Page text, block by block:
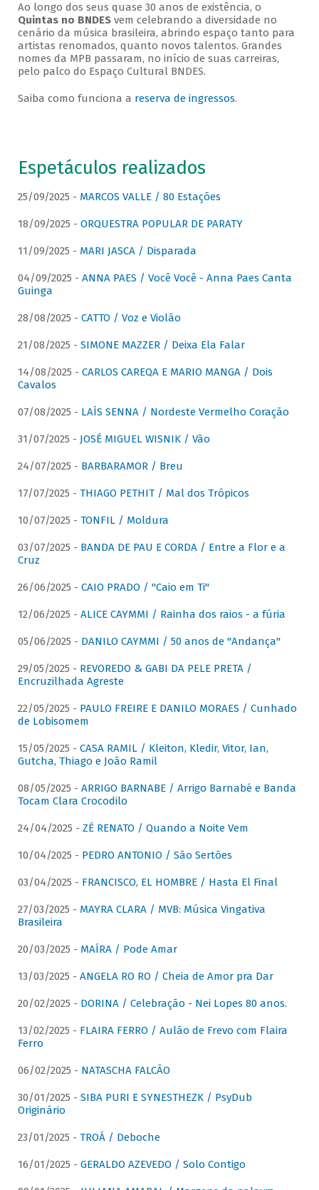
Ao longo dos seus quase 30 anos de existência, o
Quintas no BNDESvem celebrando a diversidade no
cenário da música brasileira, abrindo espaço tanto para
artistas renomados, quanto novos talentos. Grandes
nomes da MPB passaram, no início de suas carreiras,
pelo palco do Espaço Cultural BNDES.
Saiba como funciona a reserva de ingressos.
Espetáculos realizados
25/09/2025 - MARCOS VALLE / 80 Estações
18/09/2025 - ORQUESTRA POPULAR DE PARATY
11/09/2025 - MARI JASCA / Disparada
04/09/2025 - ANNA PAES / Você Você - Anna Paes Canta
Guinga
28/08/2025 - CATTO / Voz e Violão
21/08/2025 - SIMONE MAZZER / Deixa Ela Falar
14/08/2025 - CARLOS CAREQA E MARIO MANGA / Dois
Cavalos
07/08/2025 - LAÍS SENNA / Nordeste Vermelho Coração
31/07/2025 - JOSÉ MIGUEL WISNIK / Vão
24/07/2025 - BARBARAMOR / Breu
17/07/2025 - THIAGO PETHIT / Mal dos Trópicos
10/07/2025 - TONFIL / Moldura
03/07/2025 - BANDA DE PAU E CORDA / Entre a Flor e a
Cruz
26/06/2025 - CAIO PRADO / "Caio em Ti"
12/06/2025 - ALICE CAYMMI / Rainha dos raios - a fúria
05/06/2025 - DANILO CAYMMI / 50 anos de "Andança"
29/05/2025 - REVOREDO & GABI DA PELE PRETA /
Encruzilhada Agreste
22/05/2025 - PAULO FREIRE E DANILO MORAES / Cunhado
de Lobisomem
15/05/2025 - CASA RAMIL / Kleiton, Kledir, Vitor, Ian,
Gutcha, Thiago e João Ramil
08/05/2025 - ARRIGO BARNABE / Arrigo Barnabé e Banda
Tocam Clara Crocodilo
24/04/2025 - ZÉ RENATO / Quando a Noite Vem
10/04/2025 - PEDRO ANTONIO / São Sertões
03/04/2025 - FRANCISCO, EL HOMBRE / Hasta El Final
27/03/2025 - MAYRA CLARA / MVB: Música Vingativa
Brasileira
20/03/2025 - MAÍRA / Pode Amar
13/03/2025 - ANGELA RO RO / Cheia de Amor pra Dar
20/02/2025 - DORINA / Celebração - Nei Lopes 80 anos.
13/02/2025 - FLAIRA FERRO / Aulão de Frevo com Flaira
Ferro
06/02/2025 - NATASCHA FALCÃO
30/01/2025 - SIBA PURI E SYNESTHEZK / PsyDub
Originário
23/01/2025 - TROÁ / Deboche
16/01/2025 - GERALDO AZEVEDO / Solo Contigo